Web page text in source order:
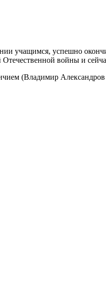
учащимся, успешно
войны и
(Владимир